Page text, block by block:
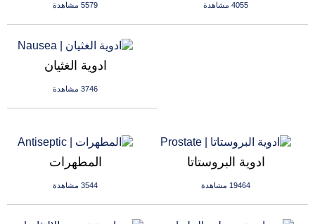
5579 مشاهدة 4055 مشاهدة
ادوية الغثيان
3746 مشاهدة
المطهرات
3544 مشاهدة
ادوية البروستاتا
19464 مشاهدة